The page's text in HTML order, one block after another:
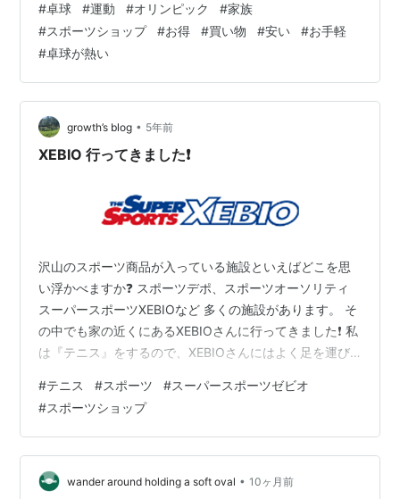
卓球にはまっているのです！！ （３人家族で（母、兄、
僕）、みんなスポーツは大好き＋結構みんな運動神経が
良い方（笑）） そんなことを聞くと皆さんはどうせオリ
ンピックの影響でしょと思うかもしれませんが、まった
くもって関係ありません（笑） 単に家族みんなで出来る
スポーツって何だろう？と…
#卓球 #運動 #オリンピック #家族
#スポーツショップ #お得 #買い物 #安い #お手軽
#卓球が熱い
growth’s blog • 5年前
XEBIO 行ってきました❗️
沢山のスポーツ商品が入っている施設といえばどこを思
い浮かべますか❓ スポーツデポ、スポーツオーソリティ
スーパースポーツXEBIOなど 多くの施設があります。 そ
の中でも家の近くにあるXEBIOさんに行ってきました❗️ 私
は『テニス』をするので、XEBIOさんにはよく足を運び
はXEBIOさんで働くくらいしっかりとした頼もしいお店
です♪ テニスでいうとラケット、シューズ、ソックス ス
トリング、ウェアなど申し分なく商品が揃っています😆
私はテニスだけではなくいろいろなスポーツをしますの
で、XEBIOさんに行けばなんでも揃うと思います❗️ そん…
#テニス #スポーツ #スーパースポーツゼビオ
#スポーツショップ
wander around holding a soft oval • 10ヶ月前